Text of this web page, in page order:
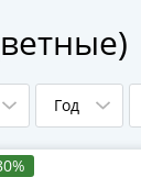
Год